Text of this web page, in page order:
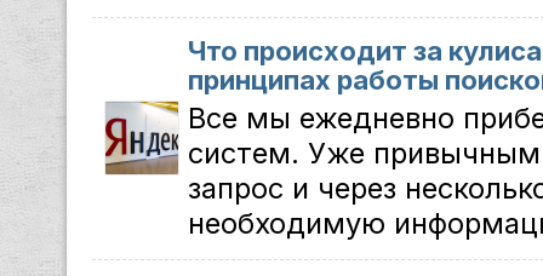
Что происходит за
принципах работы
Все мы ежедневно
систем. Уже
запрос и через
необходимую